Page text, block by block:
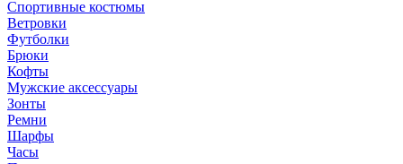
Спортивные костюмы
Ветровки
Футболки
Брюки
Кофты
Мужские аксессуары
Зонты
Ремни
Шарфы
Часы